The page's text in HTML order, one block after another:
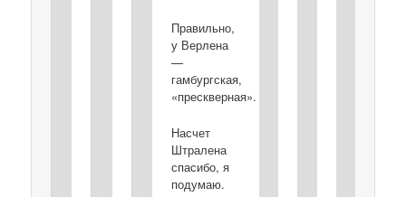
Правильно,
у Верлена
—
гамбургская,
«прескверная».
Насчет
Штралена
спасибо, я
подумаю.